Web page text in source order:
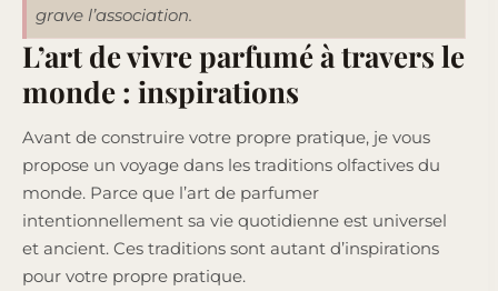
grave l’association.
L’art de vivre parfumé à travers le
monde : inspirations
Avant de construire votre propre pratique, je vous
propose un voyage dans les traditions olfactives du
monde. Parce que l’art de parfumer
intentionnellement sa vie quotidienne est universel
et ancient. Ces traditions sont autant d’inspirations
pour votre propre pratique.